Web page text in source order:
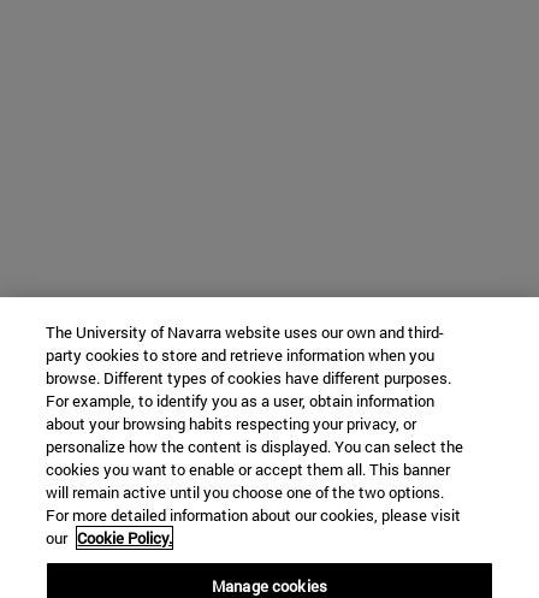
The University of Navarra website uses our own and third-
party cookies to store and retrieve information when you
browse. Different types of cookies have different purposes.
For example, to identify you as a user, obtain information
about your browsing habits respecting your privacy, or
personalize how the content is displayed. You can select the
cookies you want to enable or accept them all. This banner
will remain active until you choose one of the two options.
For more detailed information about our cookies, please visit
our Cookie Policy.
Manage cookies